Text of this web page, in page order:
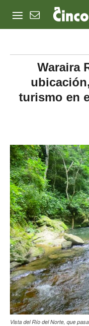
Waraira
turismo en
Vista del Río del Norte, que